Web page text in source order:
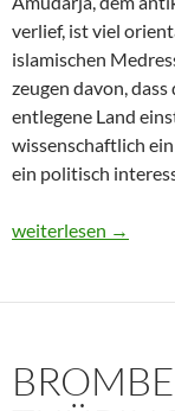
verlief, ist viel
islamischen
zeugen davon,
entlegene Land
wissenschaftlich
ein politisch
Usbekistan 2025:
weiterlesen →